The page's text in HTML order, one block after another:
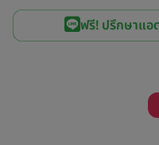
ฟรี! ปรึกษาแอ